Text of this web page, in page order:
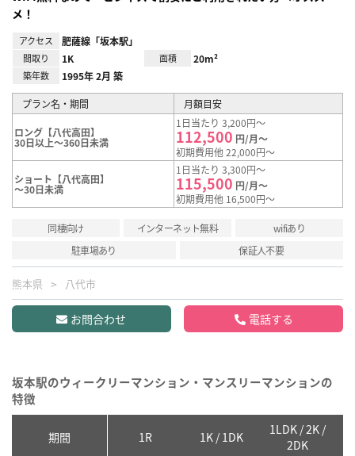
メ！
アクセス 肥薩線「坂本駅」
間取り 1K 面積 20m²
築年数 1995年 2月 築
プラン名・期間 月額目安
ロング【八代高田】
30日以上～360日未満
1日当たり 3,200円～
112,500 円/月～
初期費用他 22,000円～
ショート【八代高田】
～30日未満
1日当たり 3,300円～
115,500 円/月～
初期費用他 16,500円～
同棲向け インターネット無料
wifiあり
駐車場あり
保証人不要
熊本県 八代市
お問合わせ 電話する
坂本駅のウィークリーマンション・マンスリーマンションの
特徴
期間 1R 1K / 1DK
1LDK / 2K /
2DK